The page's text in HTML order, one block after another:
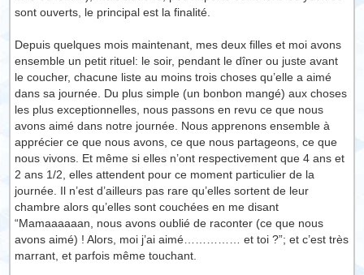
sont ouverts, le principal est la finalité.
Depuis quelques mois maintenant, mes deux filles et moi avons
ensemble un petit rituel: le soir, pendant le dîner ou juste avant
le coucher, chacune liste au moins trois choses qu’elle a aimé
dans sa journée. Du plus simple (un bonbon mangé) aux choses
les plus exceptionnelles, nous passons en revu ce que nous
avons aimé dans notre journée. Nous apprenons ensemble à
apprécier ce que nous avons, ce que nous partageons, ce que
nous vivons. Et même si elles n’ont respectivement que 4 ans et
2 ans 1/2, elles attendent pour ce moment particulier de la
journée. Il n’est d’ailleurs pas rare qu’elles sortent de leur
chambre alors qu’elles sont couchées en me disant
“Mamaaaaaan, nous avons oublié de raconter (ce que nous
avons aimé) ! Alors, moi j’ai aimé…………… et toi ?”; et c’est très
marrant, et parfois même touchant.